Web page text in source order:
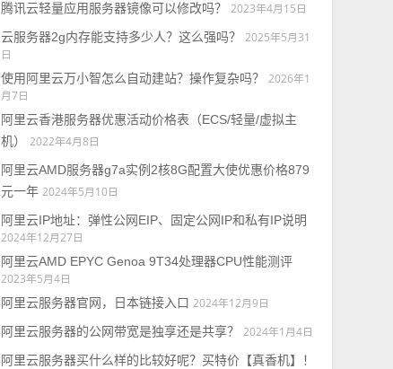
腾讯云轻量应用服务器镜像可以修改吗？
2023年4月15日
云服务器2g内存能支持多少人？这么强吗？
2025年5月31
日
使用阿里云万小智怎么自动建站？操作复杂吗？
2026年1
月7日
阿里云香港服务器优惠活动价格表（ECS/轻量/虚拟主
机）
2022年4月8日
阿里云AMD服务器g7a实例2核8G配置大使优惠价格879
元一年 2024年5月10日
阿里云IP地址：弹性公网EIP、固定公网IP和私有IP说明
2024年12月27日
阿里云AMD EPYC Genoa 9T34处理器CPU性能测评
2023年5月4日
阿里云服务器官网，日本链接入口 2024年12月9日
阿里云服务器的公网带宽是独享还是共享？
2024年1月4日
阿里云服务器买什么样的比较好呢？买特价【真香机】！